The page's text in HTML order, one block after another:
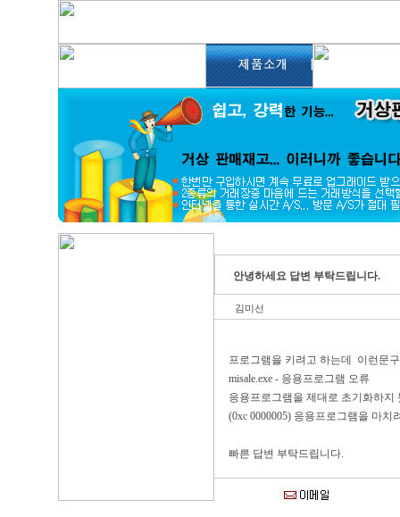
안녕하세요 답변 부탁드립니다.
김미선
프로그램을 키려고 하는데 이런문
misale.exe - 응용프로그램 오류
응용프로그램을 제대로 초기화하지
(0xc 0000005) 응용프로그램을 마
빠른 답변 부탁드립니다.